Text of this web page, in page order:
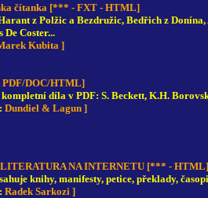
čítanka [*** - FXT - HTML]
z Polžic a Bezdružic, Bedřich z
De Coster...
Kubita ]
DOC/HTML]
díla v PDF: S. Beckett, K.H.
Dundiel & Lagun ]
NA INTERNETU [*** - HTML]
knihy, manifesty, petice, překlady,
Radek Sarkozi ]